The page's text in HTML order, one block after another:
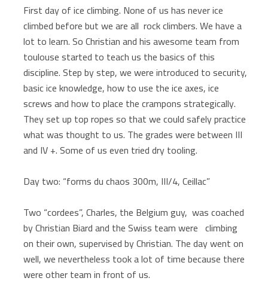
First day of ice climbing. None of us has never ice
climbed before but we are all rock climbers. We have a
lot to learn. So Christian and his awesome team from
toulouse started to teach us the basics of this
discipline. Step by step, we were introduced to security,
basic ice knowledge, how to use the ice axes, ice
screws and how to place the crampons strategically.
They set up top ropes so that we could safely practice
what was thought to us. The grades were between III
and IV +. Some of us even tried dry tooling.
Day two: “forms du chaos 300m, III/4, Ceillac”
Two “cordees”, Charles, the Belgium guy, was coached
by Christian Biard and the Swiss team were climbing
on their own, supervised by Christian. The day went on
well, we nevertheless took a lot of time because there
were other team in front of us.